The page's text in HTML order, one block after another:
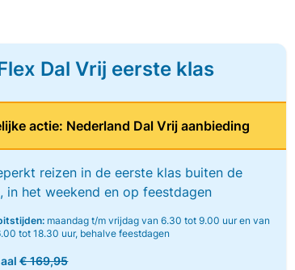
Dal Vrij eerste klas
actie: Nederland Dal Vrij aanbieding
reizen in de eerste klas buiten de
in het weekend en op feestdagen
maandag t/m vrijdag van 6.30 tot 9.00 uur en van
tot 18.30 uur, behalve feestdagen
€ 169,95